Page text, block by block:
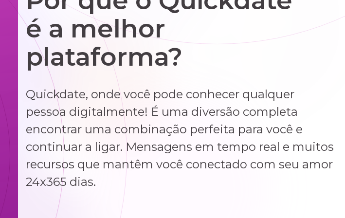
é a melhor
plataforma?
Quickdate, onde você pode conhecer qualquer
pessoa digitalmente! É uma diversão completa
encontrar uma combinação perfeita para você e
continuar a ligar. Mensagens em tempo real e muitos
recursos que mantêm você conectado com seu amor
24x365 dias.